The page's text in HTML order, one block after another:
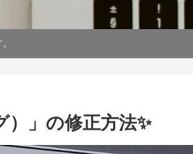
」の修正方法✨